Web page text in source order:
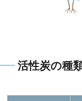
活性炭の種